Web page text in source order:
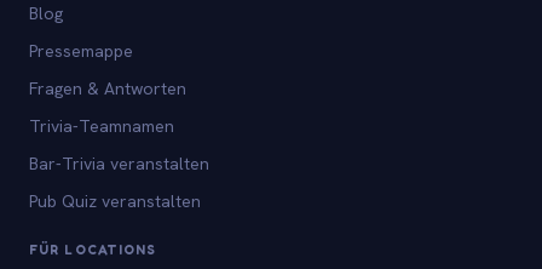
Blog
Pressemappe
Fragen & Antworten
Trivia-Teamnamen
Bar-Trivia veranstalten
Pub Quiz veranstalten
FÜR LOCATIONS